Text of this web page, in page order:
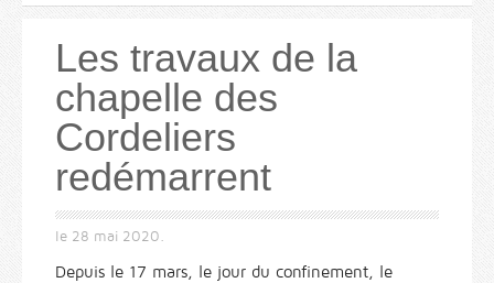
Les travaux de la
chapelle des
Cordeliers
redémarrent
le 28 mai 2020.
Depuis le 17 mars, le jour du confinement, le